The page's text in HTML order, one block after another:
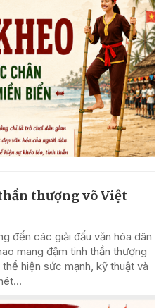
thượng võ Việt
đến các giải đấu văn hóa dân
mang đậm tinh thần thượng
hiện sức mạnh, kỹ thuật và